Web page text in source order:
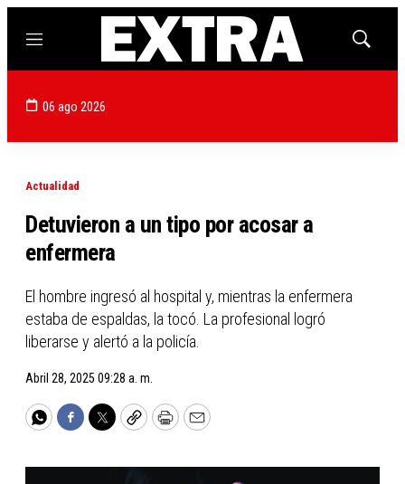
Menú
Mostrar
06 ago 2026
Actualidad
Detuvieron a un tipo por acosar a
enfermera
El hombre ingresó al hospital y, mientras la enfermera
estaba de espaldas, la tocó. La profesional logró
liberarse y alertó a la policía.
Abril 28, 2025 09:28 a. m.
WhatsApp
Facebook
TwitterCopyPrintEmail